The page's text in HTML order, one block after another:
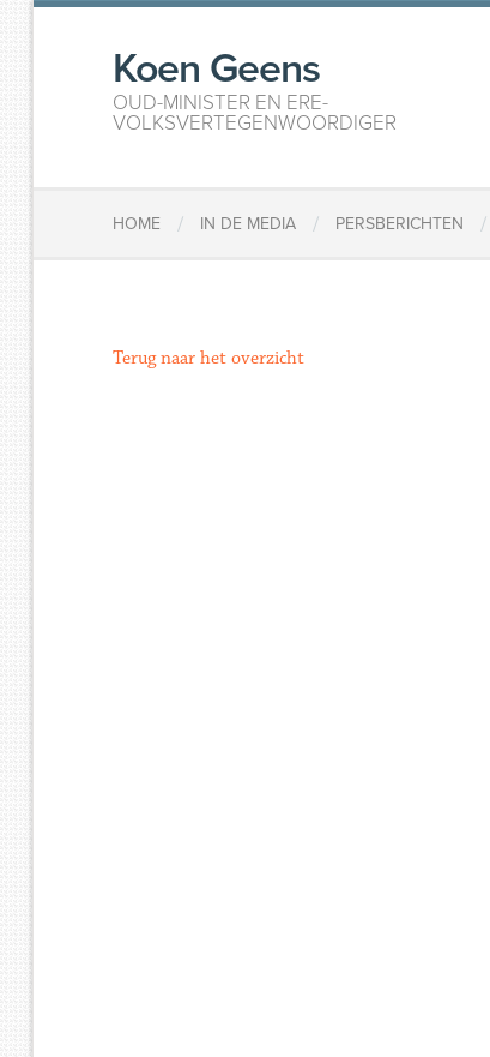
Koen Geens
OUD-MINISTER EN ERE-
VOLKSVERTEGENWOORDIGER
HOME / IN DE MEDIA / PERSBERICHTEN /
Terug naar het overzicht